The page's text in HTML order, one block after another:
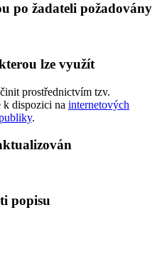
po žadateli požadovány
lze využít
prostřednictvím tzv.
dispozici na internetových
.
popisu